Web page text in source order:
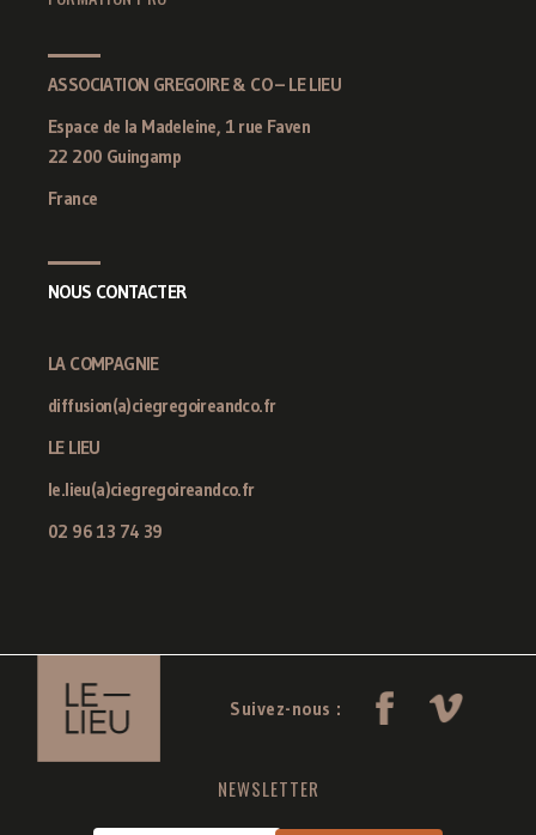
ASSOCIATION GREGOIRE & CO – LE LIEU
Espace de la Madeleine, 1 rue Faven
22 200 Guingamp
France
NOUS CONTACTER
LA COMPAGNIE
diffusion(a)ciegregoireandco.fr
LE LIEU
le.lieu(a)ciegregoireandco.fr
02 96 13 74 39
Suivez-nous :
NEWSLETTER